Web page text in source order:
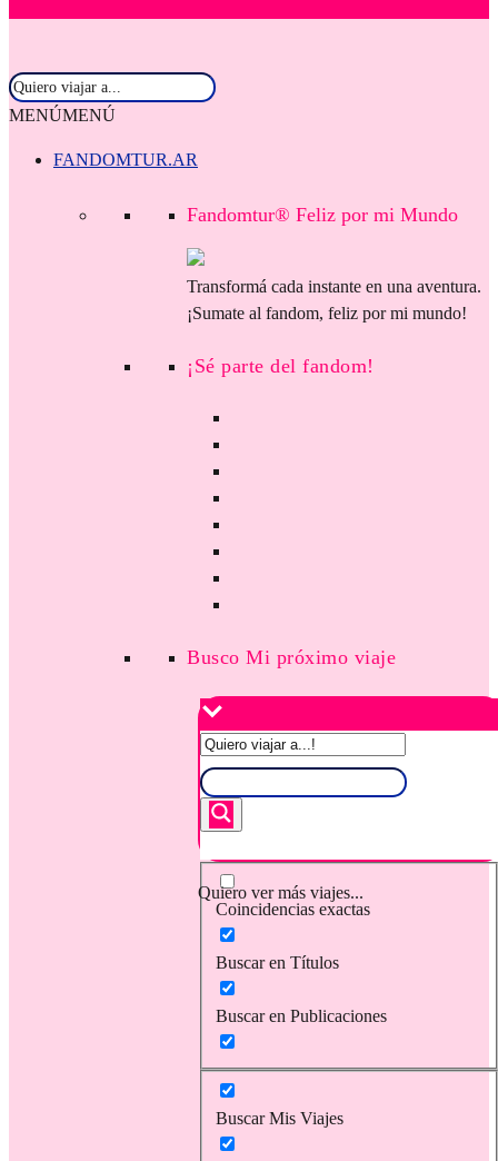
MENÚMENÚ
FANDOMTUR.AR
Fandomtur® Feliz por mi Mundo
Transformá cada instante en una aventura.
¡Sumate al fandom, feliz por mi mundo!
¡Sé parte del fandom!
Busco Mi próximo viaje
Quiero ver más viajes...
Coincidencias exactas
Buscar en Títulos
Buscar en Publicaciones
Buscar Mis Viajes